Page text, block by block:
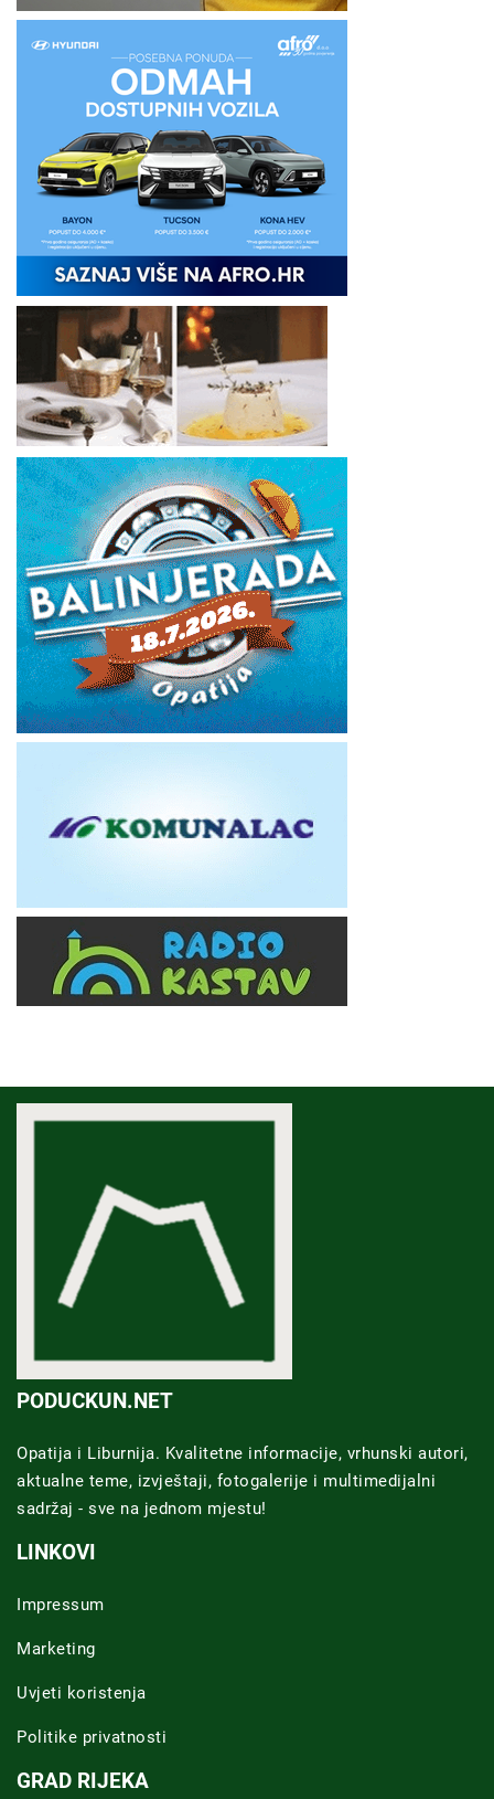
PODUCKUN.NET
Opatija i Liburnija. Kvalitetne informacije, vrhunski autori,
aktualne teme, izvještaji, fotogalerije i multimedijalni
sadržaj - sve na jednom mjestu!
LINKOVI
Impressum
Marketing
Uvjeti koristenja
Politike privatnosti
GRAD RIJEKA